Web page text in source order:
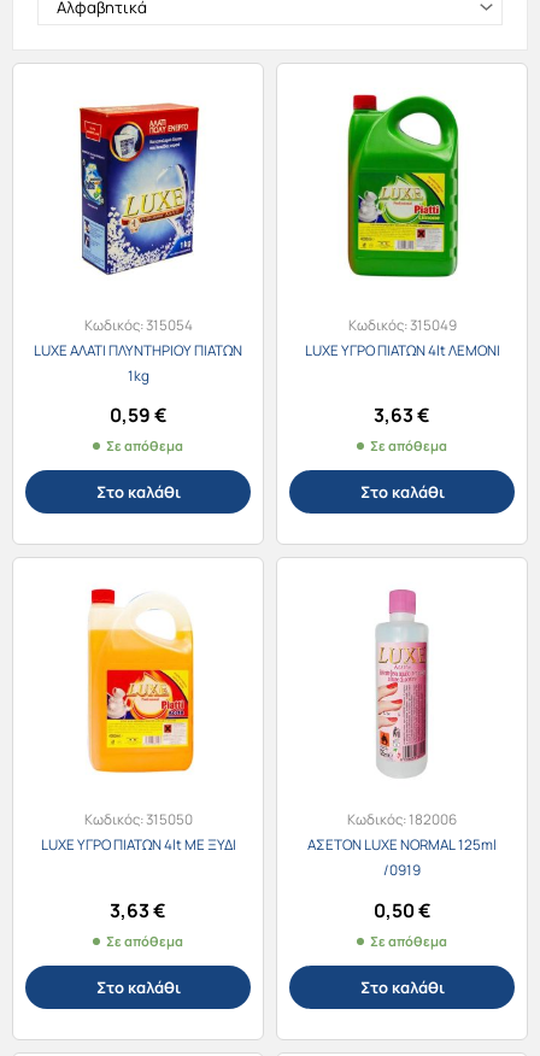
Κωδικός:315054
LUXE ΑΛΑΤΙ ΠΛΥΝΤΗΡΙΟΥ ΠΙΑΤΩΝ
1kg
0,59€
Σε απόθεμα
Στο καλάθι
Κωδικός:315049
LUXE ΥΓΡΟ ΠΙΑΤΩΝ 4lt ΛΕΜΟΝΙ
3,63€
Σε απόθεμα
Στο καλάθι
Κωδικός:315050
LUXE ΥΓΡΟ ΠΙΑΤΩΝ 4lt ΜΕ ΞΥΔΙ
3,63€
Σε απόθεμα
Στο καλάθι
Κωδικός:182006
ΑΣΕΤΟΝ LUXE NORMAL 125ml
/0919
0,50€
Σε απόθεμα
Στο καλάθι